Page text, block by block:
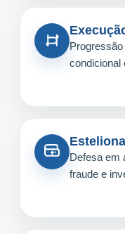
condicional
Defesa em
fraude e